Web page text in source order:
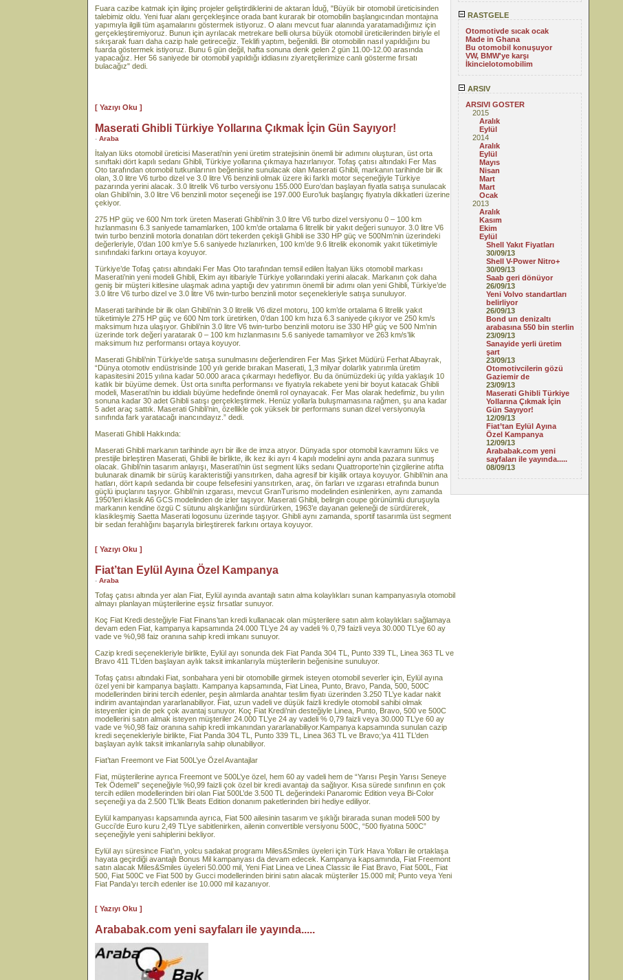
RASTGELE
Otomotivde sıcak ocak
Made in Ghana
Bu otomobil konuşuyor
VW, BMW'ye karşı
İkincielotomobilim
ARSIV
ARSIVI GOSTER
2015
Aralık
Eylül
2014
Aralık
Eylül
Mayıs
Nisan
Mart
Mart
Ocak
2013
Aralık
Kasım
Ekim
Eylül
Shell Yakıt Fiyatları
30/09/13
Shell V-Power Nitro+
30/09/13
Saab geri dönüyor
26/09/13
Yeni Volvo standartları
belirliyor
26/09/13
Bond un denizaltı
arabasına 550 bin sterlin
23/09/13
Sanayide yerli üretim
şart
23/09/13
Otomotivcilerin gözü
Gaziemir de
23/09/13
Maserati Ghibli Türkiye
Yollarına Çıkmak İçin
Gün Sayıyor!
12/09/13
Fiat’tan Eylül Ayına
Özel Kampanya
12/09/13
Arababak.com yeni
sayfaları ile yayında.....
08/09/13
Fuara cazibe katmak için ilginç projeler geliştirdiklerini de aktaran İduğ, "Büyük bir otomobil üreticisinden
talebimiz oldu. Yeni fuar alanı gerçekleşince orada bant kurarak bir otomobilin başlangıcından montajına
yapımıyla ilgili tüm aşamalarını göstermek istiyoruz. O alanı mevcut fuar alanında yaratamadığımız için
gerçekleştiremiyoruz. Bunun için ayrılacak metrekare belli olursa büyük otomobil üreticilerinden biriyle el
sıkışarak fuarı daha cazip hale getireceğiz. Teklifi yaptım, beğenildi. Bir otomobilin nasıl yapıldığını bu
fuarda göstermek istiyoruz. Bunu 6 gün değil, hafta sonuna denk gelen 2 gün 11.00-12.00 arasında
yapacağız. Her 56 saniyede bir otomobil yapıldığı iddiasını ziyaretçilerimize canlı gösterme fırsatı
bulacağız" dedi.
[ Yazıyı Oku ]
Maserati Ghibli Türkiye Yollarına Çıkmak İçin Gün Sayıyor!
- Araba
İtalyan lüks otomobil üreticisi Maserati’nin yeni üretim stratejisinin önemli bir adımını oluşturan, üst orta
sınıftaki dört kapılı sedanı Ghibli, Türkiye yollarına çıkmaya hazırlanıyor. Tofaş çatısı altındaki Fer Mas
Oto tarafından otomobil tutkunlarının beğenisine sunulacak olan Maserati Ghibli, markanın tarihinde bir ilk
olan, 3.0 litre V6 turbo dizel ve 3.0 litre V6 benzinli olmak üzere iki farklı motor seçeneğiyle Türkiye
pazarında yerini alacak. 3.0 litrelik V6 turbo versiyonu 155.000 Euro’dan başlayan fiyatla satışa sunulacak
olan Ghibli’nin, 3.0 litre V6 benzinli motor seçeneği ise 197.000 Euro’luk başlangıç fiyatıyla dikkatleri üzerine
çekiyor.
275 HP güç ve 600 Nm tork üreten Maserati Ghibli’nin 3.0 litre V6 turbo dizel versiyonu 0 – 100 km
hızlanmasını 6.3 saniyede tamamlarken, 100 km’de ortalama 6 litrelik bir yakıt değeri sunuyor. 3.0 litre V6
twin turbo benzinli motorla donatılan dört tekerden çekişli Ghibli ise 330 HP güç ve 500Nm’nin üzerindeki
değerleriyle, 0’dan 100 km’ye 5.6 saniyede hızlanırken, 100 km’de 9.6 litrelik ekonomik yakıt tüketimiyle
sınıfındaki farkını ortaya koyuyor.
Türkiye’de Tofaş çatısı altındaki Fer Mas Oto tarafından temsil edilen İtalyan lüks otomobil markası
Maserati’nin yeni modeli Ghibli, Ekim ayı itibariyle Türkiye yollarındaki yerini alacak. Markanın çok daha
geniş bir müşteri kitlesine ulaşmak adına yaptığı dev yatırımın önemli bir adımı olan yeni Ghibli, Türkiye’de
3.0 litre V6 turbo dizel ve 3.0 litre V6 twin-turbo benzinli motor seçenekleriyle satışa sunuluyor.
Maserati tarihinde bir ilk olan Ghibli’nin 3.0 litrelik V6 dizel motoru, 100 km’de ortalama 6 litrelik yakıt
tüketimiyle 275 HP güç ve 600 Nm tork üretirken, 0’dan 100 km hıza 6.3 saniyede çıkıyor ve 250 km/s
maksimum hıza ulaşıyor. Ghibli’nin 3.0 litre V6 twin-turbo benzinli motoru ise 330 HP güç ve 500 Nm’nin
üzerinde tork değeri yaratarak 0 – 100 km hızlanmasını 5.6 saniyede tamamlıyor ve 263 km/s’lik
maksimum hız performansı ortaya koyuyor.
Maserati Ghibli’nin Türkiye’de satışa sunulmasını değerlendiren Fer Mas Şirket Müdürü Ferhat Albayrak,
“Dünya otomotiv endüstrisinde 100 yılı geride bırakan Maserati, 1,3 milyar dolarlık yatırımla üretim
kapasitesini 2015 yılına kadar 50.000 araca çıkarmayı hedefliyor. Bu da önümüzdeki üç yılda yaklaşık 10
katlık bir büyüme demek. Üst orta sınıfta performansı ve fiyatıyla rekabete yeni bir boyut katacak Ghibli
modeli, Maserati’nin bu iddialı büyüme hedefinde önemli rol oynayacak. Fer Mas olarak hedefimiz, bu yılın
sonuna kadar 30 adet Ghibli satışı gerçekleştirmek. Henüz yollarla buluşmamasına rağmen, şu ana kadar
5 adet araç sattık. Maserati Ghibli’nin, özellikle çok yüksek bir performans sunan dizel versiyonuyla
sınıfında fark yaratacağı inancındayız.” dedi.
Maserati Ghibli Hakkında:
Maserati Ghibli markanın tarihinde ayrı bir ilke de imza atıyor. Dünyada spor otomobil kavramını lüks ve
prestijle birleştiren Maserati, Ghibli ile birlikte, ilk kez iki ayrı 4 kapılı modelini aynı anda pazara sunmuş
olacak. Ghibli’nin tasarım anlayışı, Maserati’nin üst segment lüks sedanı Quattroporte’nin çizgilerine atıfta
bulunarak dinamik bir sürüş karakteristiği yansıtırken, daha agresif bir kişilik ortaya koyuyor. Ghibli’nin ana
hatları, dört kapılı sedanda bir coupe felsefesini yansıtırken, araç, ön farları ve ızgarası etrafında bunun
güçlü ipuçlarını taşıyor. Ghibli’nin ızgarası, mevcut GranTurismo modelinden esinlenirken, aynı zamanda
1950’leri klasik A6 GCS modelinden de izler taşıyor. Maserati Ghibli, belirgin coupe görünümlü duruşuyla
markanın kendine özgü C sütunu alışkanlığını sürdürürken, 1963’e dayanan geleneği de sürdürerek,
klasikleşmiş Saetta Maserati logosunu üzerinde taşıyor. Ghibli aynı zamanda, sportif tasarımla üst segment
bir sedan ferahlığını başarıyla birleştirerek farkını ortaya koyuyor.
[ Yazıyı Oku ]
Fiat’tan Eylül Ayına Özel Kampanya
- Araba
Tofaş çatısı altında yer alan Fiat, Eylül ayında avantajlı satın alma kolaylıkları sunan kampanyasıyla otomobil
almayı planlayan müşterilerine eşsiz fırsatlar sunuyor.
Koç Fiat Kredi desteğiyle Fiat Finans’tan kredi kullanacak olan müşterilere satın alım kolaylıkları sağlamaya
devam eden Fiat, kampanya kapsamında 24.000 TL’ye 24 ay vadeli % 0,79 faizli veya 30.000 TL’ye 60 ay
vade ve %0,98 faiz oranına sahip kredi imkanı sunuyor.
Cazip kredi seçenekleriyle birlikte, Eylül ayı sonunda dek Fiat Panda 304 TL, Punto 339 TL, Linea 363 TL ve
Bravo 411 TL’den başlayan aylık taksit imkanlarıyla müşterilerin beğenisine sunuluyor.
Tofaş çatısı altındaki Fiat, sonbahara yeni bir otomobille girmek isteyen otomobil severler için, Eylül ayına
özel yeni bir kampanya başlattı. Kampanya kapsamında, Fiat Linea, Punto, Bravo, Panda, 500, 500C
modellerinden birini tercih edenler, peşin alımlarda anahtar teslim fiyatı üzerinden 3.250 TL’ye kadar nakit
indirim avantajından yararlanabiliyor. Fiat, uzun vadeli ve düşük faizli krediyle otomobil sahibi olmak
isteyenler için de pek çok avantaj sunuyor. Koç Fiat Kredi’nin desteğiyle Linea, Punto, Bravo, 500 ve 500C
modellerini satın almak isteyen müşteriler 24.000 TL’ye 24 ay vadeli % 0,79 faizli veya 30.000 TL’ye 60 ay
vade ve %0,98 faiz oranına sahip kredi imkanından yararlanabiliyor.Kampanya kapsamında sunulan cazip
kredi seçenekleriyle birlikte, Fiat Panda 304 TL, Punto 339 TL, Linea 363 TL ve Bravo;’ya 411 TL’den
başlayan aylık taksit imkanlarıyla sahip olunabiliyor.
Fiat’tan Freemont ve Fiat 500L’ye Özel Avantajlar
Fiat, müşterilerine ayrıca Freemont ve 500L’ye özel, hem 60 ay vadeli hem de “Yarısı Peşin Yarısı Seneye
Tek Ödemeli” seçeneğiyle %0,99 faizli çok özel bir kredi avantajı da sağlıyor. Kısa sürede sınıfının en çok
tercih edilen modellerinden biri olan Fiat 500L’de 3.500 TL değerindeki Panaromic Edition veya Bi-Color
seçeneği ya da 2.500 TL’lik Beats Edition donanım paketlerinden biri hediye ediliyor.
Eylül kampanyası kapsamında ayrıca, Fiat 500 ailesinin tasarım ve şıklığı birarada sunan modeli 500 by
Gucci’de Euro kuru 2,49 TL’ye sabitlenirken, ailenin convertible versiyonu 500C, “500 fiyatına 500C”
seçeneğiyle yeni sahiplerini bekliyor.
Eylül ayı süresince Fiat’ın, yolcu sadakat programı Miles&Smiles üyeleri için Türk Hava Yolları ile ortaklaşa
hayata geçirdiği avantajlı Bonus Mil kampanyası da devam edecek. Kampanya kapsamında, Fiat Freemont
satın alacak Miles&Smiles üyeleri 50.000 mil, Yeni Fiat Linea ve Linea Classic ile Fiat Bravo, Fiat 500L, Fiat
500, Fiat 500C ve Fiat 500 by Gucci modellerinden birini satın alacak müşteriler 15.000 mil; Punto veya Yeni
Fiat Panda’yı tercih edenler ise 10.000 mil kazanıyor.
[ Yazıyı Oku ]
Arababak.com yeni sayfaları ile yayında.....